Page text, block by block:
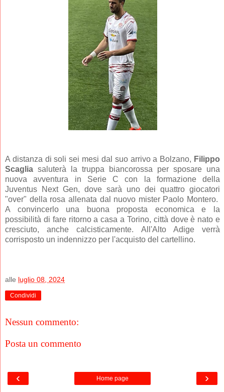
A distanza di soli sei mesi dal suo arrivo a Bolzano, Filippo
Scaglia saluterà la truppa biancorossa per sposare una
nuova avventura in Serie C con la formazione della
Juventus Next Gen, dove sarà uno dei quattro giocatori
"over" della rosa allenata dal nuovo mister Paolo Montero.
A convincerlo una buona proposta economica e la
possibilità di fare ritorno a casa a Torino, città dove è nato e
cresciuto, anche calcisticamente. All'Alto Adige verrà
corrisposto un indennizzo per l'acquisto del cartellino.
alle luglio 08, 2024
Condividi
Nessun commento:
Posta un commento
‹ ›
Home page